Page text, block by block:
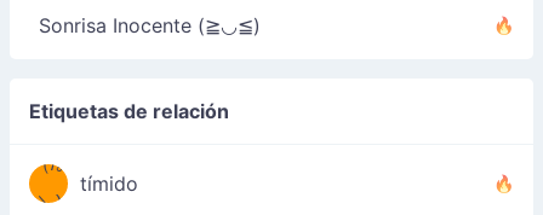
Sonrisa Inocente (≧◡≦)
Etiquetas de relación
（/｡
＼)
tímido
̿' ̿'\̵͇̿̿
\з=( ͡